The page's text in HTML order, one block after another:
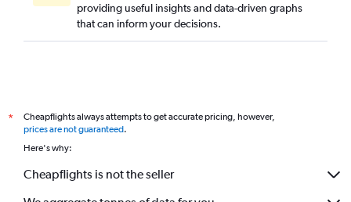
providing useful insights and data-driven graphs
that can inform your decisions.
*
Cheapflights always attempts to get accurate pricing, however,
prices are not guaranteed.
Here's why:
Cheapflights is not the seller